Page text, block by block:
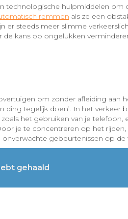
technologische hulpmiddelen om
remmen als ze een
er steeds meer slimme
kans op ongelukken
om zonder afleiding aan
tegelijk doen’. In het verkeer
het gebruiken van je telefoon,
je te concentreren op het
gebeurtenissen op de
gehaald